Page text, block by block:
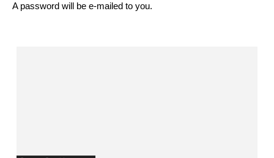
A password will be e-mailed to you.